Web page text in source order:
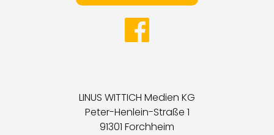
LINUS WITTICH Medien KG
Peter-Henlein-Straße 1
91301 Forchheim